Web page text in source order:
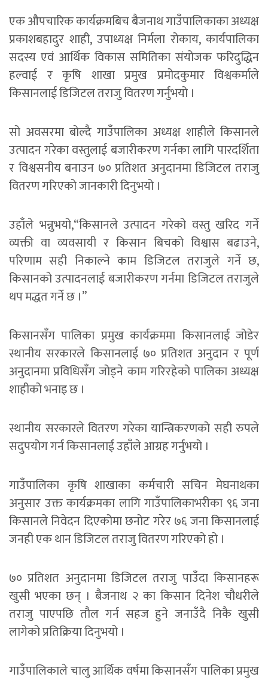
एक औपचारिक कार्यक्रमबिच बैजनाथ गाउँपालिकाका अध्यक्ष
प्रकाशबहादुर शाही, उपाध्यक्ष निर्मला रोकाय, कार्यपालिका
सदस्य एवं आर्थिक विकास समितिका संयोजक फरिदुद्धिन
हल्वाई र कृषि शाखा प्रमुख प्रमोदकुमार विश्वकर्माले
किसानलाई डिजिटल तराजु वितरण गर्नुभयो ।
सो अवसरमा बोल्दै गाउँपालिका अध्यक्ष शाहीले किसानले
उत्पादन गरेका वस्तुलाई बजारीकरण गर्नका लागि पारदर्शिता
र विश्वसनीय बनाउन ७० प्रतिशत अनुदानमा डिजिटल तराजु
वितरण गरिएको जानकारी दिनुभयो ।
उहाँले भन्नुभयो,“किसानले उत्पादन गरेको वस्तु खरिद गर्ने
व्यक्ती वा व्यवसायी र किसान बिचको विश्वास बढाउने,
परिणाम सही निकाल्ने काम डिजिटल तराजुले गर्ने छ,
किसानको उत्पादनलाई बजारीकरण गर्नमा डिजिटल तराजुले
थप मद्धत गर्ने छ ।”
किसानसँग पालिका प्रमुख कार्यक्रममा किसानलाई जोडेर
स्थानीय सरकारले किसानलाई ७० प्रतिशत अनुदान र पूर्ण
अनुदानमा प्रविधिसँग जोड्ने काम गरिरहेको पालिका अध्यक्ष
शाहीको भनाइ छ ।
स्थानीय सरकारले वितरण गरेका यान्त्रिकरणको सही रुपले
सदुपयोग गर्न किसानलाई उहाँले आग्रह गर्नुभयो ।
गाउँपालिका कृषि शाखाका कर्मचारी सचिन मेघनाथका
अनुसार उक्त कार्यक्रमका लागि गाउँपालिकाभरीका ९६ जना
किसानले निवेदन दिएकोमा छनोट गरेर ७६ जना किसानलाई
जनही एक थान डिजिटल तराजु वितरण गरिएको हो ।
७० प्रतिशत अनुदानमा डिजिटल तराजु पाउँदा किसानहरू
खुसी भएका छन् । बैजनाथ २ का किसान दिनेश चौधरीले
तराजु पाएपछि तौल गर्न सहज हुने जनाउँदै निकै खुसी
लागेको प्रतिक्रिया दिनुभयो ।
गाउँपालिकाले चालु आर्थिक वर्षमा किसानसँग पालिका प्रमुख